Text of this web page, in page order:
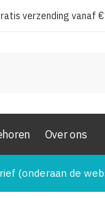
verzending vanaf
Over ons
(onderaan de